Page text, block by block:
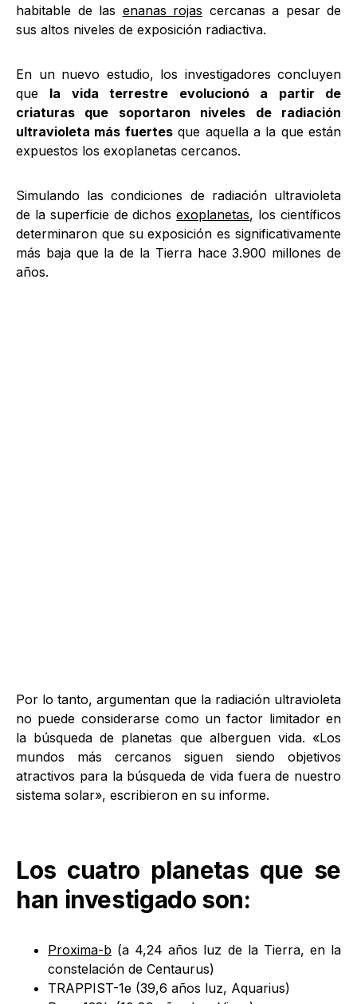
habitable de las enanas rojas cercanas a pesar de
sus altos niveles de exposición radiactiva.
En un nuevo estudio, los investigadores concluyen
que la vida terrestre evolucionó a partir de
criaturas que soportaron niveles de radiación
ultravioleta más fuertesque aquella a la que están
expuestos los exoplanetas cercanos.
Simulando las condiciones de radiación ultravioleta
de la superficie de dichosexoplanetas, los científicos
determinaron que su exposición es significativamente
más baja que la de la Tierra hace 3.900 millones de
años.
Por lo tanto, argumentan que la radiación ultravioleta
no puede considerarse como un factor limitador en
la búsqueda de planetas que alberguen vida. «Los
mundos más cercanos siguen siendo objetivos
atractivos para la búsqueda de vida fuera de nuestro
sistema solar», escribieron en su informe.
Los cuatro planetas que se
han investigado son:
Proxima-b (a 4,24 años luz de la Tierra, en la
constelación de Centaurus)
TRAPPIST-1e (39,6 años luz, Aquarius)